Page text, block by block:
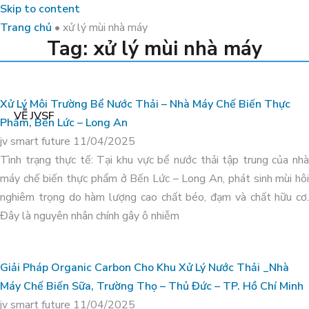
Skip to content
VỀ JVSF
Trang chủ • xử lý mùi nhà máy
Tag: xử lý mùi nhà máy
Xử Lý Môi Trường Bể Nước Thải – Nhà Máy Chế Biến Thực
Phẩm, Bến Lức – Long An
jv smart future 11/04/2025
Tình trạng thực tế: Tại khu vực bể nước thải tập trung của nhà
máy chế biến thực phẩm ở Bến Lức – Long An, phát sinh mùi hôi
nghiêm trọng do hàm lượng cao chất béo, đạm và chất hữu cơ.
Đây là nguyên nhân chính gây ô nhiễm
Giải Pháp Organic Carbon Cho Khu Xử Lý Nước Thải _Nhà
Máy Chế Biến Sữa, Trường Thọ – Thủ Đức – TP. Hồ Chí Minh
jv smart future 11/04/2025